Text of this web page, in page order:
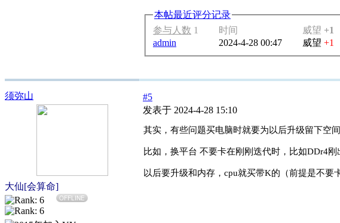
本帖最近评分记录
参与人数 1 时间 威望 +1
admin
2024-4-28 00:47 威望 +1
须弥山
大仙[会算命]
OFFLINE
#5
发表于 2024-4-28 15:10
其实，有些问题买电脑时就要为以后升级留下空间
比如，换平台 不要卡在刚刚迭代时，比如DDr4
以后要升级和内存，cpu就买带K的（前提是不要